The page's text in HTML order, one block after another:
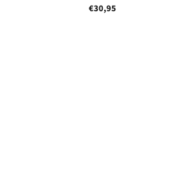
Normale
€30,95